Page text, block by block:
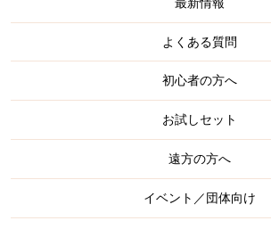
よくある質問
初心者の方へ
お試しセット
遠方の方へ
イベント／団体向け